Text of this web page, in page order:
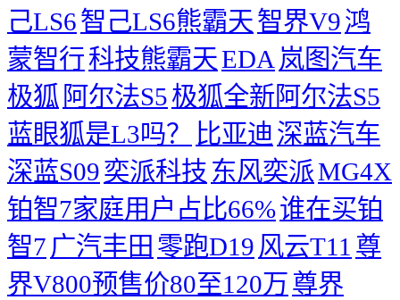
己LS6智己LS6熊霸天智界V9鸿
蒙智行科技熊霸天EDA 岚图汽车
极狐 阿尔法S5极狐全新阿尔法S5
蓝眼狐是L3吗？
比亚迪 深蓝汽车
深蓝S09奕派科技 东风奕派MG4X
铂智7家庭用户占比66%谁在买铂
智7 广汽丰田 零跑D19 风云T11 尊
界V800预售价80至120万 尊界